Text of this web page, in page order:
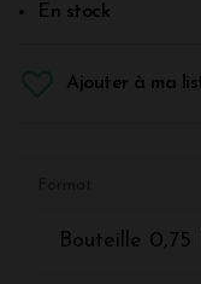
En stock
Ajouter à ma
Bouteille 0,75